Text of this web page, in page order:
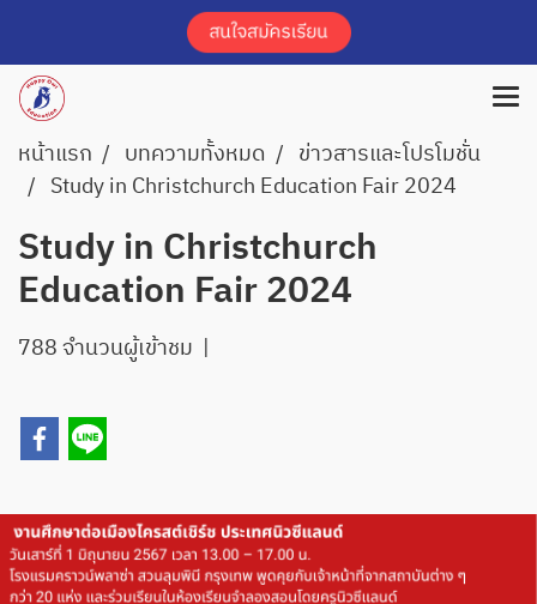
หน้าแรก บทความทั้งหมด
ข่าวสารและโปรโมชั่น
Study in Christchurch Education Fair 2024
Study in Christchurch
Education Fair 2024
788 จำนวนผู้เข้าชม |